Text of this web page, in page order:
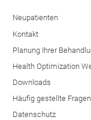
Neupatienten
Kontakt
Planung Ihrer
Health Optimization
Downloads
Häufig gestellte Fragen
Datenschutz